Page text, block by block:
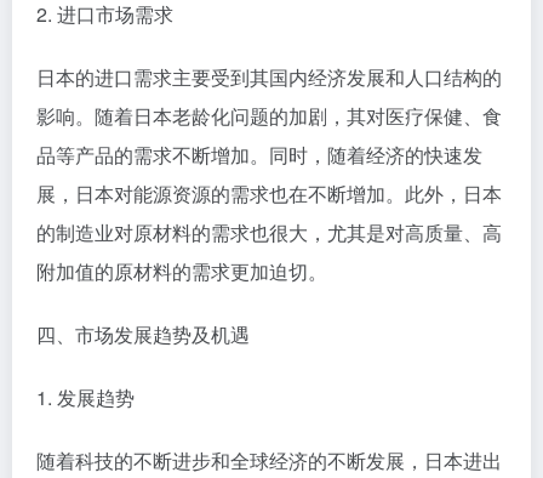
2. 进口市场需求
日本的进口需求主要受到其国内经济发展和人口结构的
影响。随着日本老龄化问题的加剧，其对医疗保健、食
品等产品的需求不断增加。同时，随着经济的快速发
展，日本对能源资源的需求也在不断增加。此外，日本
的制造业对原材料的需求也很大，尤其是对高质量、高
附加值的原材料的需求更加迫切。
四、市场发展趋势及机遇
1. 发展趋势
随着科技的不断进步和全球经济的不断发展，日本进出